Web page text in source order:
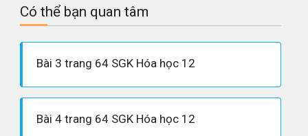
Có thể bạn quan tâm
Bài 3 trang 64 SGK Hóa học 12
Bài 4 trang 64 SGK Hóa học 12